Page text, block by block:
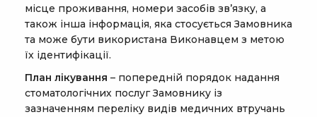
місце проживання, номери засобів зв’язку, а
також інша інформація, яка стосується Замовника
та може бути використана Виконавцем з метою
їх ідентифікації.
План лікування – попередній порядок надання
стоматологічних послуг Замовнику із
зазначенням переліку видів медичних втручань